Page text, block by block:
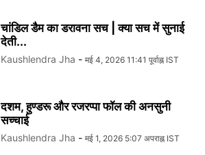
चांडिल डैम का डरावना सच | क्या सच में सुनाई
देती...
Kaushlendra Jha - मई 4, 2026 11:41 पूर्वाह्न IST
दशम, हुण्डरू और रजरप्पा फॉल की अनसुनी
सच्चाई
Kaushlendra Jha - मई 1, 2026 5:07 अपराह्न IST